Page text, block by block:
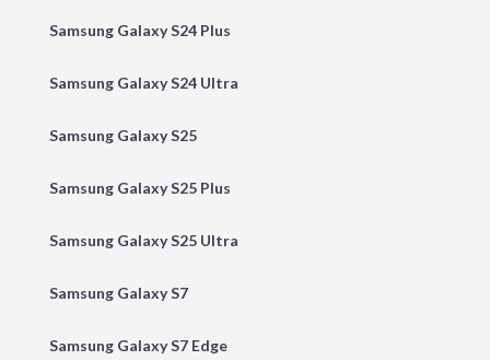
Samsung Galaxy S24 Plus
Samsung Galaxy S24 Ultra
Samsung Galaxy S25
Samsung Galaxy S25 Plus
Samsung Galaxy S25 Ultra
Samsung Galaxy S7
Samsung Galaxy S7 Edge